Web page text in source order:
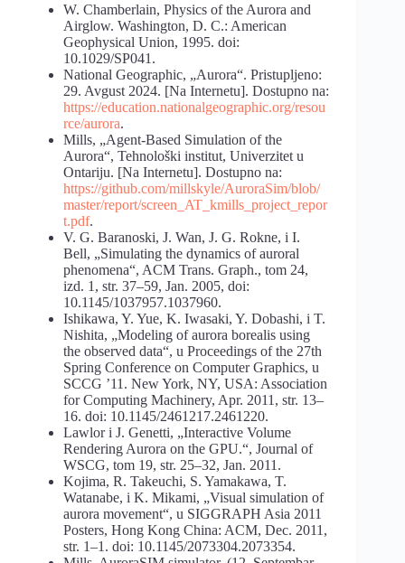
W. Chamberlain, Physics of the Aurora and
Airglow. Washington, D. C.: American
Geophysical Union, 1995. doi:
10.1029/SP041.
National Geographic, „Aurora“. Pristupljeno:
29. Avgust 2024. [Na Internetu]. Dostupno na:
https://education.nationalgeographic.org/resou
rce/aurora.
Mills, „Agent-Based Simulation of the
Aurora“, Tehnološki institut, Univerzitet u
Ontariju. [Na Internetu]. Dostupno na:
https://github.com/millskyle/AuroraSim/blob/
master/report/screen_AT_kmills_project_repor
t.pdf.
V. G. Baranoski, J. Wan, J. G. Rokne, i I.
Bell, „Simulating the dynamics of auroral
phenomena“, ACM Trans. Graph., tom 24,
izd. 1, str. 37–59, Jan. 2005, doi:
10.1145/1037957.1037960.
Ishikawa, Y. Yue, K. Iwasaki, Y. Dobashi, i T.
Nishita, „Modeling of aurora borealis using
the observed data“, u Proceedings of the 27th
Spring Conference on Computer Graphics, u
SCCG ’11. New York, NY, USA: Association
for Computing Machinery, Apr. 2011, str. 13–
16. doi: 10.1145/2461217.2461220.
Lawlor i J. Genetti, „Interactive Volume
Rendering Aurora on the GPU.“, Journal of
WSCG, tom 19, str. 25–32, Jan. 2011.
Kojima, R. Takeuchi, S. Yamakawa, T.
Watanabe, i K. Mikami, „Visual simulation of
aurora movement“, u SIGGRAPH Asia 2011
Posters, Hong Kong China: ACM, Dec. 2011,
str. 1–1. doi: 10.1145/2073304.2073354.